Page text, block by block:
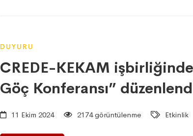
DUYURU
CREDE-KEKAM
Göç Konferansı”
11 Ekim 2024 2174 görüntülenme Etkinlik